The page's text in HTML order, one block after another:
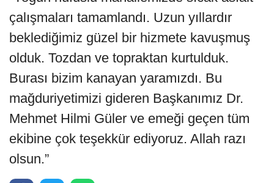
çalışmaları tamamlandı. Uzun yıllardır
beklediğimiz güzel bir hizmete kavuşmuş
olduk. Tozdan ve topraktan kurtulduk.
Burası bizim kanayan yaramızdı. Bu
mağduriyetimizi gideren Başkanımız Dr.
Mehmet Hilmi Güler ve emeği geçen tüm
ekibine çok teşekkür ediyoruz. Allah razı
olsun.”